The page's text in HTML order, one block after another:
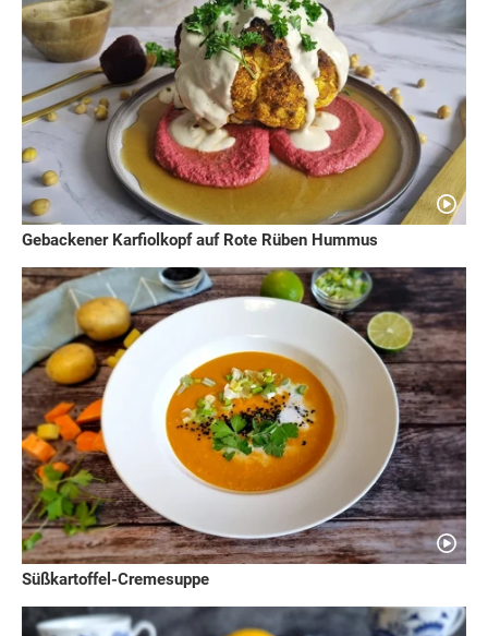
Gebackener Karfiolkopf auf Rote Rüben Hummus
Süßkartoffel-Cremesuppe